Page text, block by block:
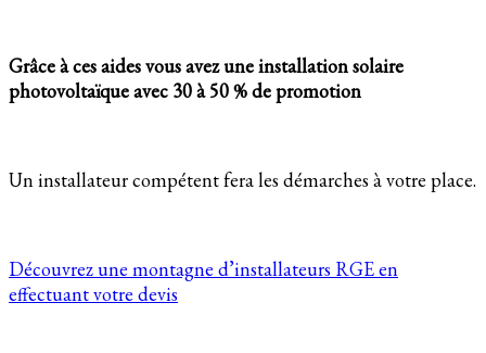
Grâce à ces aides vous avez une installation solaire
photovoltaïque avec 30 à 50 % de promotion
Un installateur compétent fera les démarches à votre place.
Découvrez une montagne d’installateurs RGE en
effectuant votre devis